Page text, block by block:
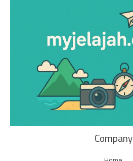
Company